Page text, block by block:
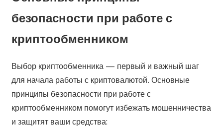
безопасности при работе с
криптообменником
Выбор криптообменника — первый и важный шаг
для начала работы с криптовалютой. Основные
принципы безопасности при работе с
криптообменником помогут избежать мошенничества
и защитят ваши средства: